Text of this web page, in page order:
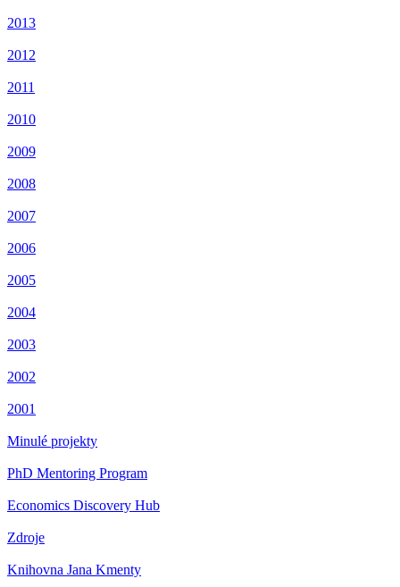
2013
2012
2011
2010
2009
2008
2007
2006
2005
2004
2003
2002
2001
Minulé projekty
PhD Mentoring Program
Economics Discovery Hub
Zdroje
Knihovna Jana Kmenty